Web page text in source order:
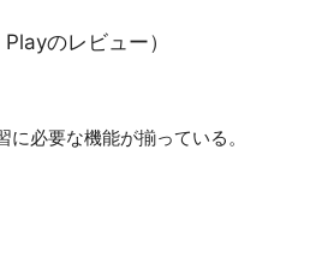
のレビュー）
必要な機能が揃っている。